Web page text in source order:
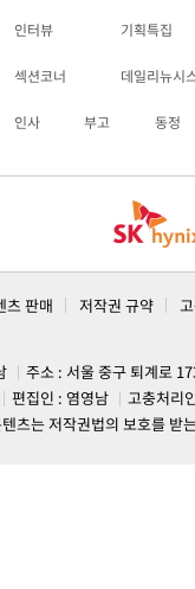
인터뷰 기획특집
섹션코너 데일리뉴시
인사 부고 동정
츠 판매 저작권 규약
주소 : 서울 중구 퇴계로
편집인 : 염영남
고충처리
텐츠는 저작권법의 보호를